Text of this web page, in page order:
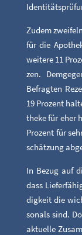
Zudem
für die
wei­te­re 11
zen.
Befrag­ten
19 Pro­zent
the­ke für eher
Pro­zent für
schät­zung
In Bezug auf
dass
dig­keit die
so­nals sind.
aktu­el­le